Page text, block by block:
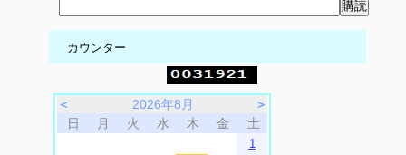
カウンター
＜ 2026年8月
＞
日
月 火 水 木 金 土
1